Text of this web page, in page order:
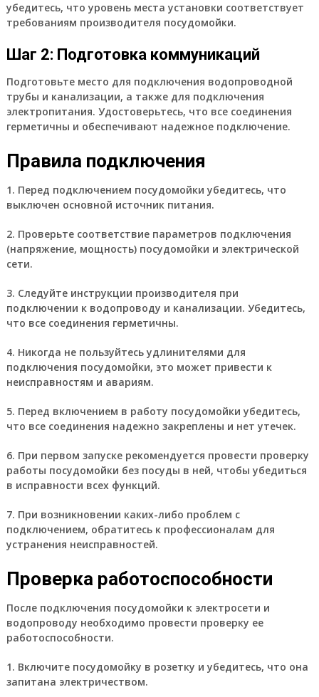
убедитесь, что уровень места установки соответствует
требованиям производителя посудомойки.
Шаг 2: Подготовка коммуникаций
Подготовьте место для подключения водопроводной
трубы и канализации, а также для подключения
электропитания. Удостоверьтесь, что все соединения
герметичны и обеспечивают надежное подключение.
Правила подключения
1. Перед подключением посудомойки убедитесь, что
выключен основной источник питания.
2. Проверьте соответствие параметров подключения
(напряжение, мощность) посудомойки и электрической
сети.
3. Следуйте инструкции производителя при
подключении к водопроводу и канализации. Убедитесь,
что все соединения герметичны.
4. Никогда не пользуйтесь удлинителями для
подключения посудомойки, это может привести к
неисправностям и авариям.
5. Перед включением в работу посудомойки убедитесь,
что все соединения надежно закреплены и нет утечек.
6. При первом запуске рекомендуется провести проверку
работы посудомойки без посуды в ней, чтобы убедиться
в исправности всех функций.
7. При возникновении каких-либо проблем с
подключением, обратитесь к профессионалам для
устранения неисправностей.
Проверка работоспособности
После подключения посудомойки к электросети и
водопроводу необходимо провести проверку ее
работоспособности.
1. Включите посудомойку в розетку и убедитесь, что она
запитана электричеством.